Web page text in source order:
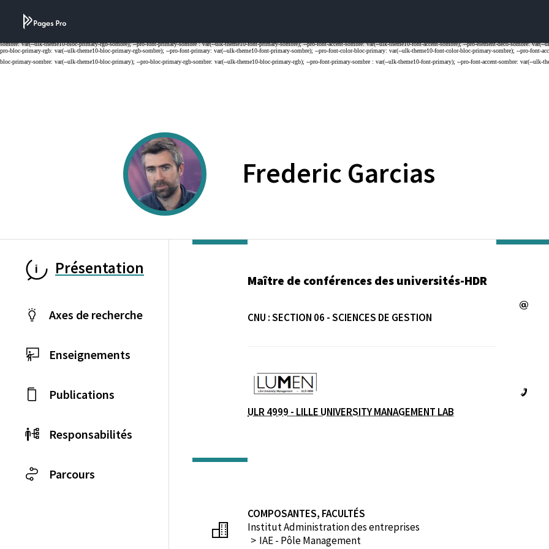
Frederic Garcias
Maître de conférences des universités-HDR
CNU :SECTION 06 - SCIENCES DE GESTION
ULR 4999 - LILLE UNIVERSITY MANAGEMENT LAB
COMPOSANTES, FACULTÉS
Institut Administration des entreprises
IAE - Pôle Management
Présentation
Axes de recherche
Enseignements
Publications
Responsabilités
Parcours